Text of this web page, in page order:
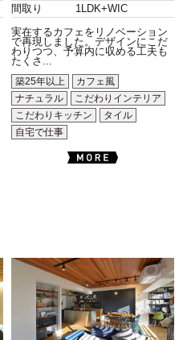
間取り
1LDK+WIC
実在するカフェをリノベーション
で再現しました。デザインにこだ
わりつつ、予算内に収める工夫も
たくさ...
築25年以上
カフェ風
ナチュラル
こだわりインテリア
こだわりキッチン
タイル
自宅で仕事